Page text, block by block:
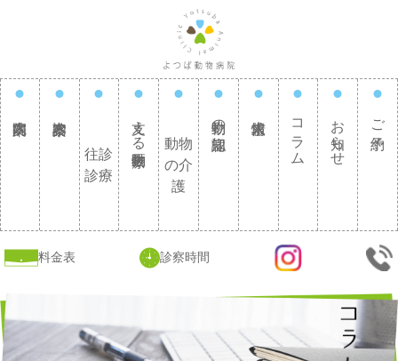
往診
診療
支える動物医療
動物
の介
護
動物の認知症 コラム お知らせ ご予約
料金表 診察時間